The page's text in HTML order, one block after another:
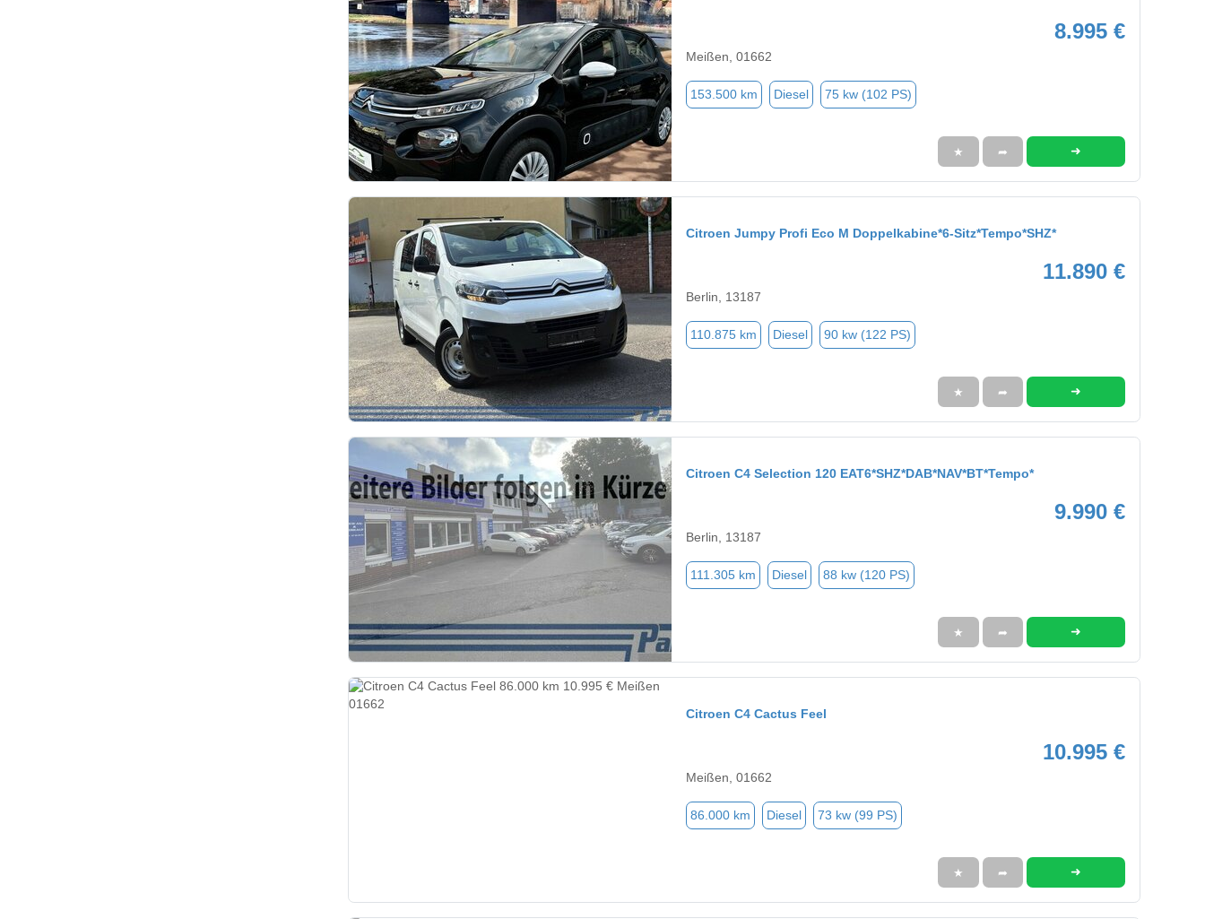
8.995 €
Meißen, 01662
153.500 km Diesel 75 kw (102 PS)
★ ➦ ➜
Citroen Jumpy Profi Eco M Doppelkabine*6-Sitz*Tempo*SHZ*
11.890 €
Berlin, 13187
110.875 km Diesel 90 kw (122 PS)
★ ➦ ➜
Citroen C4 Selection 120 EAT6*SHZ*DAB*NAV*BT*Tempo*
9.990 €
Berlin, 13187
111.305 km Diesel 88 kw (120 PS)
★ ➦ ➜
Citroen C4 Cactus Feel
10.995 €
Meißen, 01662
86.000 km Diesel 73 kw (99 PS)
★ ➦ ➜